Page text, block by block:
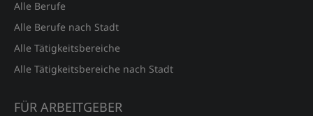
Alle Berufe
Alle Berufe nach Stadt
Alle Tätigkeitsbereiche
Alle Tätigkeitsbereiche nach Stadt
FÜR ARBEITGEBER